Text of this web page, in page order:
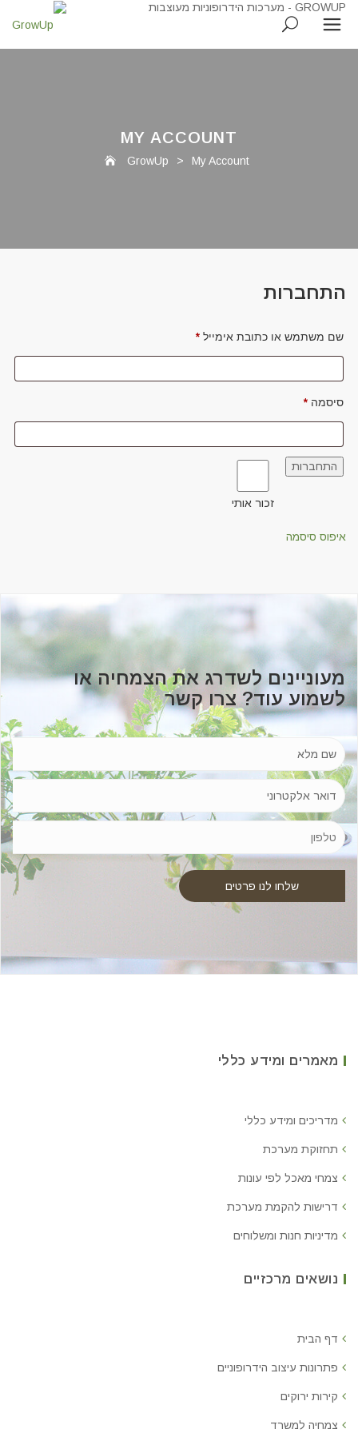
MY ACCOUNT
GrowUp > My Account
התחברות
שם משתמש או כתובת אימייל *חובה
סיסמה *חובה
זכור אותי
התחברות
איפוס סיסמה
מעוניינים לשדרג את הצמחיה או
לשמוע עוד? צרו קשר
מאמרים ומידע כללי
מדריכים ומידע כללי
תחזוקת מערכת
צמחי מאכל לפי עונות
דרישות להקמת מערכת
מדיניות חנות ומשלוחים
נושאים מרכזיים
דף הבית
פתרונות עיצוב הידרופוניים
קירות ירוקים
צמחיה למשרד